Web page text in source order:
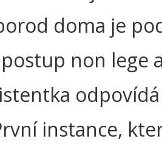
doma je
non lege
odpovídá
instance,